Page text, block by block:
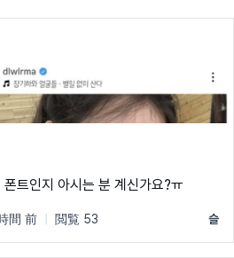
폰트인지 아시는 분 계신가요?ㅠ
間 前 閲覧 53 슬